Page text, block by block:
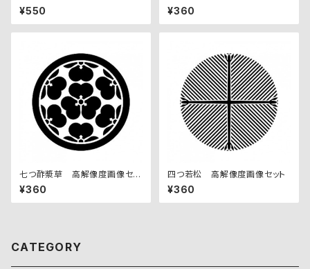
¥550
像セット
¥360
七つ酢漿草 高解像度画像セッ
ト
¥360
四つ若松 高解像度画像セット
¥360
CATEGORY